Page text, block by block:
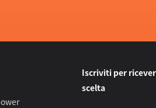
Iscriviti per
scelta